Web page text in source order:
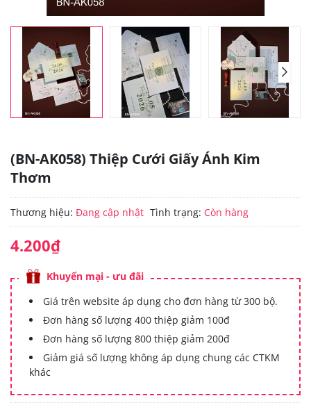
(BN-AK058) Thiệp Cưới Giấy Ánh Kim
Thơm
Thương hiệu: Đang cập nhật Tình trạng: Còn hàng
4.200₫
Khuyến mại - ưu đãi
Giá trên website áp dụng cho đơn hàng từ 300 bộ.
Đơn hàng số lượng 400 thiệp giảm 100đ
Đơn hàng số lượng 800 thiệp giảm 200đ
Giảm giá số lượng không áp dụng chung các CTKM
khác